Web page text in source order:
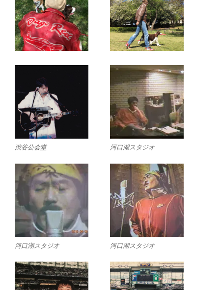
渋谷公会堂 河口湖スタジオ
河口湖スタジオ 河口湖スタジオ